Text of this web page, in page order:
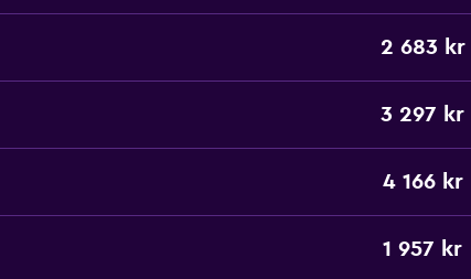
2 683 kr
3 297 kr
4 166 kr
1 957 kr